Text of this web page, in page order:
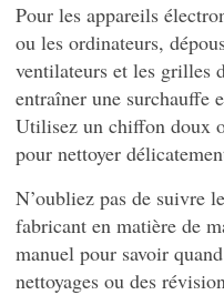
Pour les appareils
ou les ordinateurs,
ventilateurs et les grilles
entraîner une surchauffe
Utilisez un chiffon doux
pour nettoyer
N’oubliez pas de suivre
fabricant en matière de
manuel pour savoir
nettoyages ou des